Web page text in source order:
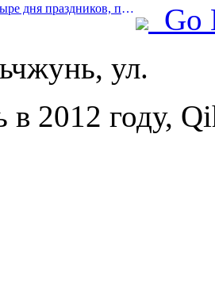
Prev:За первые четыре дня праздников, посвященных Празднику середины осени и Дню независимости, Шанхай посетили более 15,11 млн туристов, что на 20% больше, чем годом ранее.
Go
ул.
в 2012 году,